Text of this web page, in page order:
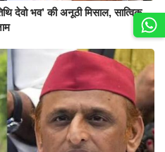
देवो भव’ की अनूठी मिसाल, सात्विक